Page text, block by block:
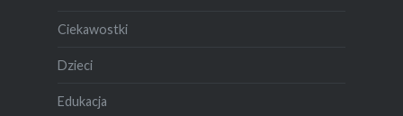
Ciekawostki
Dzieci
Edukacja